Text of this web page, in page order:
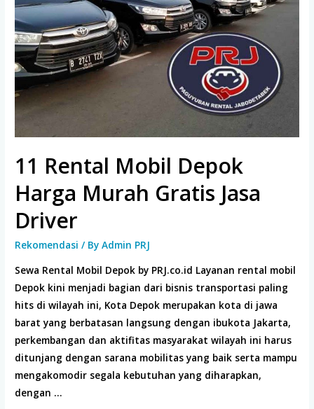
Pelayanan
paling
oke
11 Rental Mobil Depok
Harga Murah Gratis Jasa
Driver
Rekomendasi / ByAdmin PRJ
Sewa Rental Mobil Depok by PRJ.co.id Layanan rental mobil
Depok kini menjadi bagian dari bisnis transportasi paling
hits di wilayah ini, Kota Depok merupakan kota di jawa
barat yang berbatasan langsung dengan ibukota Jakarta,
perkembangan dan aktifitas masyarakat wilayah ini harus
ditunjang dengan sarana mobilitas yang baik serta mampu
mengakomodir segala kebutuhan yang diharapkan,
dengan …